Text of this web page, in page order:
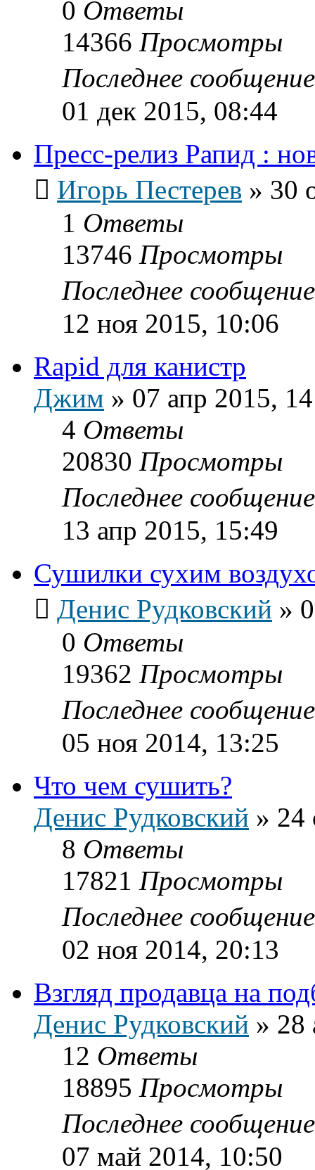
0 Ответы
14366 Просмотры
Последнее
01 дек 2015, 08:44
Пресс-релиз Рапид :
Игорь Пестерев » 30
1 Ответы
13746 Просмотры
Последнее
12 ноя 2015, 10:06
Rapid для канистр
Джим » 07 апр 2015,
4 Ответы
20830 Просмотры
Последнее
13 апр 2015, 15:49
Сушилки сухим
Денис Рудковский »
0 Ответы
19362 Просмотры
Последнее
05 ноя 2014, 13:25
Что чем сушить?
Денис Рудковский » 24
8 Ответы
17821 Просмотры
Последнее
02 ноя 2014, 20:13
Взгляд продавца на
Денис Рудковский » 28
12 Ответы
18895 Просмотры
Последнее
07 май 2014, 10:50